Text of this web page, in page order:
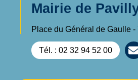
Mairie de
Place du Général de Gaulle
Tél. : 02 32 94 52 00